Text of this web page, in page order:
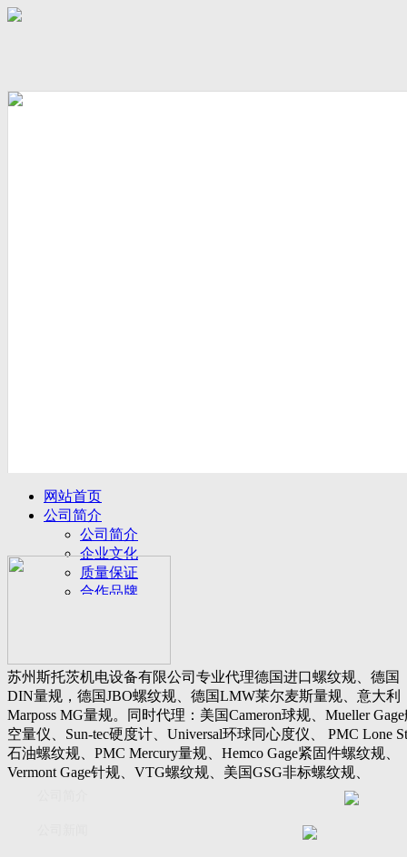
网站首页
公司简介
公司简介
企业文化
质量保证
合作品牌
公司新闻
行业动态
设备展厅
资料下载
视频下载
资料下载
软件下载
苏州斯托茨机电设备有限公司专业代理德国进口螺纹规、德国
DIN量规，德国JBO螺纹规、德国LMW莱尔麦斯量规、意大利
Marposs MG量规。同时代理：美国Cameron球规、Mueller
空量仪、Sun-tec硬度计、Universal环球同心度仪、 PMC Lone
石油螺纹规、PMC Mercury量规、Hemco Gage紧固件螺纹规、
Vermont Gage针规、VTG螺纹规、美国GSG非标螺纹规、
Threadcheck航空螺纹规、 Westport医疗螺纹规、英国
惠氏螺纹规、Tru-thread石油螺纹规、美国Gagemaker单项仪，
士TESA测高仪、德国Mahr马尔粗糙度仪、数显深度尺、东精